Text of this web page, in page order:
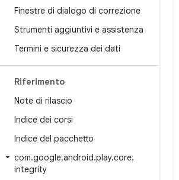
Finestre di dialogo di correzione
Strumenti aggiuntivi e assistenza
Termini e sicurezza dei dati
Riferimento
Note di rilascio
Indice dei corsi
Indice del pacchetto
com.google.android.play.core.
integrity